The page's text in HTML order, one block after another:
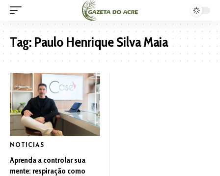
Tag:Paulo Henrique Silva Maia
NOTICIAS
Aprenda a controlar sua
mente: respiração como